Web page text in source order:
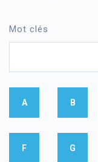
Mot clés
A B
F G